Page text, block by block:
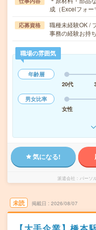
成（Excelフォ
応募資格
職種未経験OK /
事務の経験お持
職場の雰囲気
年齢層
20代
男女比率
女性
気になる!
派遣会社 パーソ
未読 掲載日 2026/08/07